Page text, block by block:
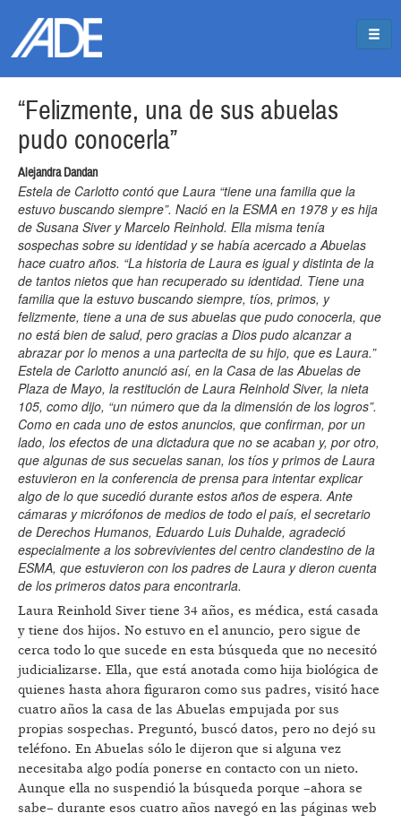
“Felizmente, una de sus abuelas
pudo conocerla”
Alejandra Dandan
Estela de Carlotto contó que Laura “tiene una familia que la
estuvo buscando siempre”. Nació en la ESMA en 1978 y es hija
de Susana Siver y Marcelo Reinhold. Ella misma tenía
sospechas sobre su identidad y se había acercado a Abuelas
hace cuatro años. “La historia de Laura es igual y distinta de la
de tantos nietos que han recuperado su identidad. Tiene una
familia que la estuvo buscando siempre, tíos, primos, y
felizmente, tiene a una de sus abuelas que pudo conocerla, que
no está bien de salud, pero gracias a Dios pudo alcanzar a
abrazar por lo menos a una partecita de su hijo, que es Laura.”
Estela de Carlotto anunció así, en la Casa de las Abuelas de
Plaza de Mayo, la restitución de Laura Reinhold Siver, la nieta
105, como dijo, “un número que da la dimensión de los logros”.
Como en cada uno de estos anuncios, que confirman, por un
lado, los efectos de una dictadura que no se acaban y, por otro,
que algunas de sus secuelas sanan, los tíos y primos de Laura
estuvieron en la conferencia de prensa para intentar explicar
algo de lo que sucedió durante estos años de espera. Ante
cámaras y micrófonos de medios de todo el país, el secretario
de Derechos Humanos, Eduardo Luis Duhalde, agradeció
especialmente a los sobrevivientes del centro clandestino de la
ESMA, que estuvieron con los padres de Laura y dieron cuenta
de los primeros datos para encontrarla.
Laura Reinhold Siver tiene 34 años, es médica, está casada
y tiene dos hijos. No estuvo en el anuncio, pero sigue de
cerca todo lo que sucede en esta búsqueda que no necesitó
judicializarse. Ella, que está anotada como hija biológica de
quienes hasta ahora figuraron como sus padres, visitó hace
cuatro años la casa de las Abuelas empujada por sus
propias sospechas. Preguntó, buscó datos, pero no dejó su
teléfono. En Abuelas sólo le dijeron que si alguna vez
necesitaba algo podía ponerse en contacto con un nieto.
Aunque ella no suspendió la búsqueda porque –ahora se
sabe– durante esos cuatro años navegó en las páginas web